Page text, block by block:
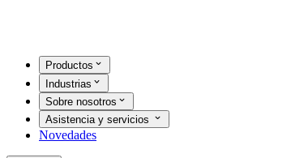
Productos
Industrias
Sobre nosotros
Asistencia y servicios
Novedades